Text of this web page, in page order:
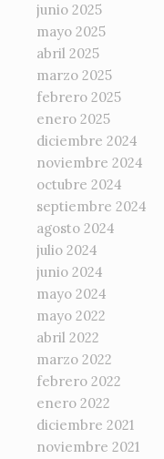
junio 2025
mayo 2025
abril 2025
marzo 2025
febrero 2025
enero 2025
diciembre 2024
noviembre 2024
octubre 2024
septiembre 2024
agosto 2024
julio 2024
junio 2024
mayo 2024
mayo 2022
abril 2022
marzo 2022
febrero 2022
enero 2022
diciembre 2021
noviembre 2021